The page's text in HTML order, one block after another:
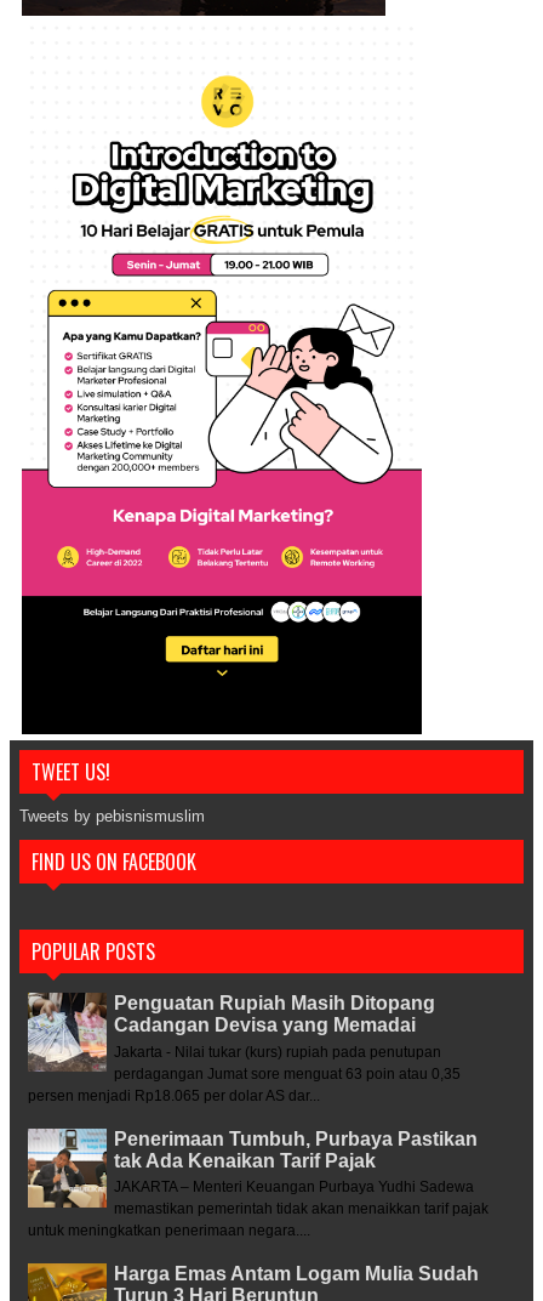
TWEET US!
Tweets by pebisnismuslim
FIND US ON FACEBOOK
POPULAR POSTS
Penguatan Rupiah Masih Ditopang
Cadangan Devisa yang Memadai
Jakarta - Nilai tukar (kurs) rupiah pada penutupan
perdagangan Jumat sore menguat 63 poin atau 0,35
persen menjadi Rp18.065 per dolar AS dar...
Penerimaan Tumbuh, Purbaya Pastikan
tak Ada Kenaikan Tarif Pajak
JAKARTA – Menteri Keuangan Purbaya Yudhi Sadewa
memastikan pemerintah tidak akan menaikkan tarif pajak
untuk meningkatkan penerimaan negara....
Harga Emas Antam Logam Mulia Sudah
Turun 3 Hari Beruntun